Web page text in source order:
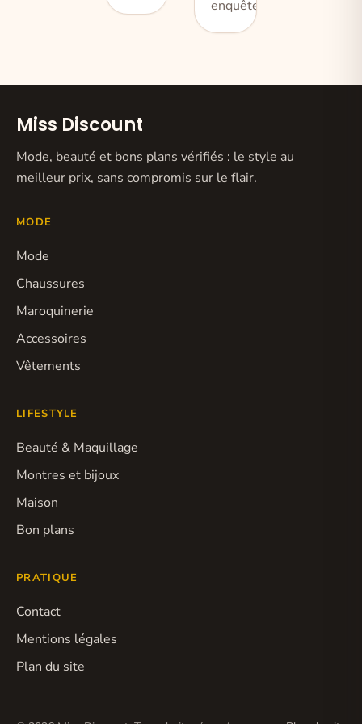
enquêtes o
Miss Discount
Mode, beauté et bons plans vérifiés : le style au
meilleur prix, sans compromis sur le flair.
MODE
Mode
Chaussures
Maroquinerie
Accessoires
Vêtements
LIFESTYLE
Beauté & Maquillage
Montres et bijoux
Maison
Bon plans
PRATIQUE
Contact
Mentions légales
Plan du site